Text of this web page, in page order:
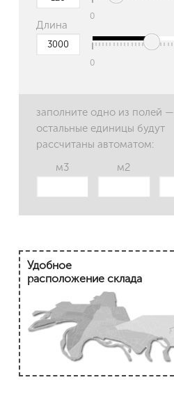
0
Длина
0
заполните одно из полей —
остальные единицы будут
рассчитаны автоматом:
м3
м2
Удобное
расположение склада